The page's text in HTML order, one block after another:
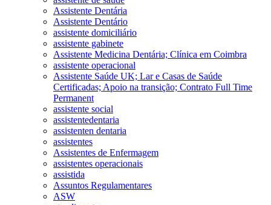
Assistente Dentária
Assistente Dentário
assistente domiciliário
assistente gabinete
Assistente Medicina Dentária; Clínica em Coimbra
assistente operacional
Assistente Saúde UK; Lar e Casas de Saúde
Certificadas; Apoio na transição; Contrato Full Time
Permanent
assistente social
assistentedentaria
assistenten dentaria
assistentes
Assistentes de Enfermagem
assistentes operacionais
assistida
Assuntos Regulamentares
ASW